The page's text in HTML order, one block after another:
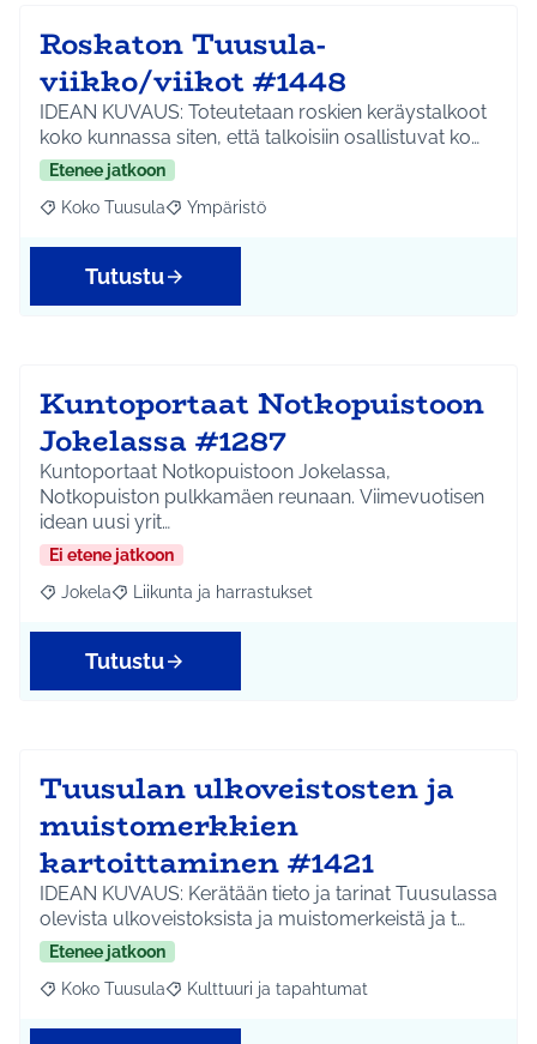
Roskaton Tuusula-
viikko/viikot #1448
IDEAN KUVAUS: Toteutetaan roskien keräystalkoot
koko kunnassa siten, että talkoisiin osallistuvat ko…
Etenee jatkoon
Rajaa tulokset aihepiirin mukaan: Koko Tuusula
Koko Tuusula Rajaa tulokset teeman mukaan: Ympäristö
Ympäristö
Tutustu
Kuntoportaat Notkopuistoon
Jokelassa #1287
Kuntoportaat Notkopuistoon Jokelassa,
Notkopuiston pulkkamäen reunaan. Viimevuotisen
idean uusi yrit…
Ei etene jatkoon
Rajaa tulokset aihepiirin mukaan: Jokela
Jokela Rajaa tulokset teeman mukaan: Liikunta ja
Liikunta ja harrastukset
Tutustu
Tuusulan ulkoveistosten ja
muistomerkkien
kartoittaminen #1421
IDEAN KUVAUS: Kerätään tieto ja tarinat Tuusulassa
olevista ulkoveistoksista ja muistomerkeistä ja t…
Etenee jatkoon
Rajaa tulokset aihepiirin mukaan: Koko Tuusula
Koko Tuusula Rajaa tulokset teeman mukaan: Kulttuuri ja
Kulttuuri ja tapahtumat